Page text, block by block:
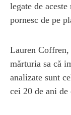
legate de
pornesc de pe
Lauren Coffren,
mărturia sa că
analizate sunt
cei 20 de ani de